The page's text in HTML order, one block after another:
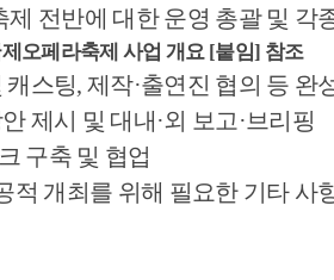
전반에 대한 운영 총괄 및 각
오페라축제 사업 개요 [붙임] 참조
캐스팅,제작·출연진 협의 등 완
제시 및 대내 ·외 보고 ·브리핑
구축 및 협업
적 개최를 위해 필요한 기타 사